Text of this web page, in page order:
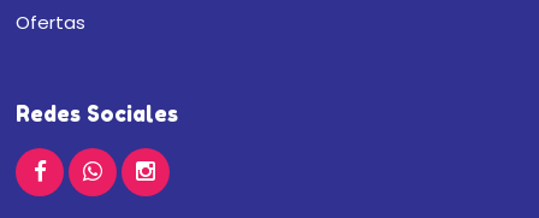
Ofertas
Redes Sociales